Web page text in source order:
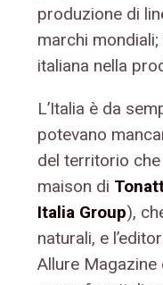
produzione di
marchi
italiana nella
L’Italia è da
potevano
del territorio
maison di
Italia Group),
naturali, e
Allure Magazine